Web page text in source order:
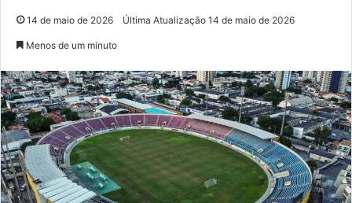
14 de maio de 2026 Última Atualização 14 de maio de 2026
Menos de um minuto